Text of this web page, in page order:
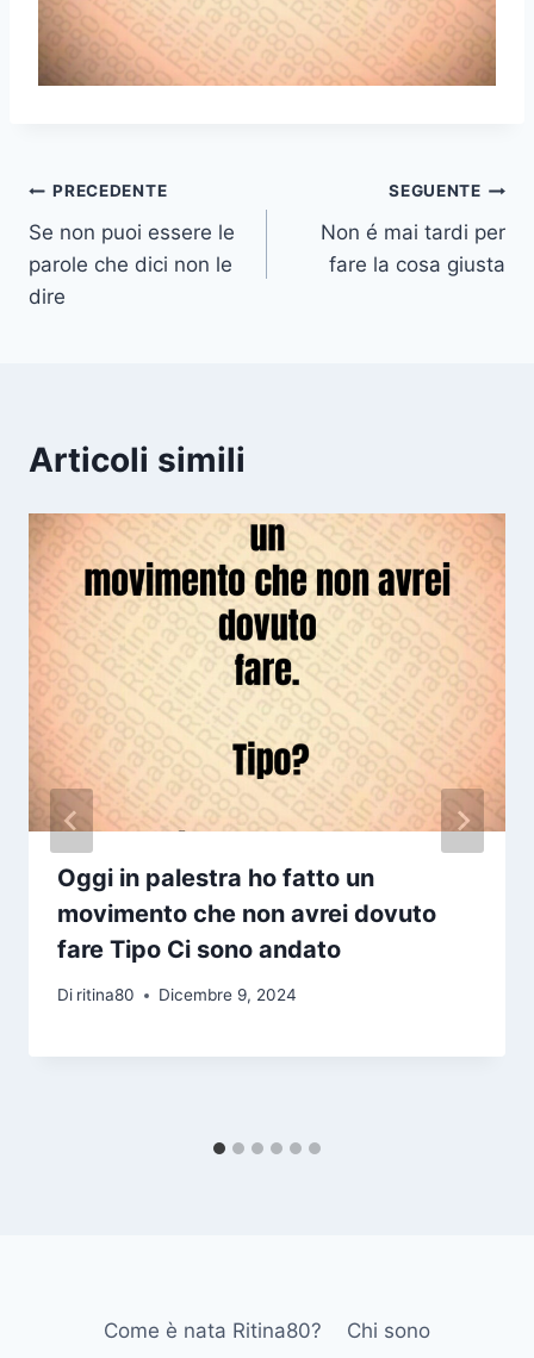
Navigazione
articoli
PRECEDENTE
Se non puoi essere le
parole che dici non le
dire
SEGUENTE
Non é mai tardi per
fare la cosa giusta
Articoli simili
Oggi in palestra ho fatto un
movimento che non avrei dovuto
fare Tipo Ci sono andato
Di ritina80 Dicembre 9, 2024
Come è nata Ritina80? Chi sono